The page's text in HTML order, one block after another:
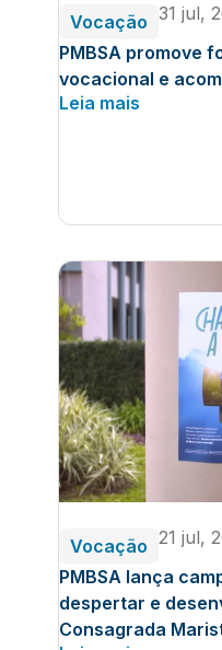
Vocação 31 jul,
PMBSA promove
vocacional e
Leia mais
Vocação 21 jul,
PMBSA lança
despertar e
Consagrada